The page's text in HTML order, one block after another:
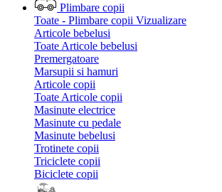
Plimbare copii
Toate - Plimbare copii Vizualizare
Articole bebelusi
Toate Articole bebelusi
Premergatoare
Marsupii si hamuri
Articole copii
Toate Articole copii
Masinute electrice
Masinute cu pedale
Masinute bebelusi
Trotinete copii
Triciclete copii
Biciclete copii